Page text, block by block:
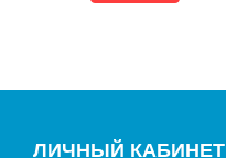
ЛИЧНЫЙ КАБИНЕТ